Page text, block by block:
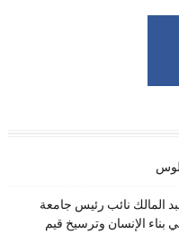
المالك نائب رئيس جامعة
بناء الإنسان وترسيخ قيم